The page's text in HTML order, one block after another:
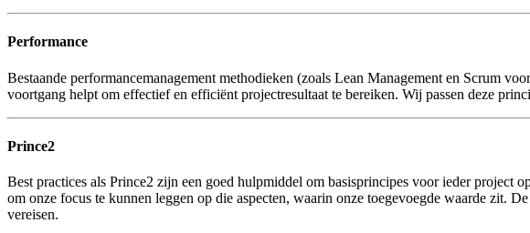
Performance
Bestaande performancemanagement methodieken (zoals Lean Management en Scrum
voortgang helpt om effectief en efficiënt projectresultaat te bereiken. Wij passen deze
Prince2
Best practices als Prince2 zijn een goed hulpmiddel om basisprincipes voor ieder project
om onze focus te kunnen leggen op die aspecten, waarin onze toegevoegde waarde zit.
vereisen.